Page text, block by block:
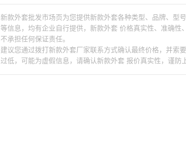
大连新款外套 黑龙江新款外套 鹤
苏州新款外套
浙江新款外套 杭州新款外套 金
温州新款外套 福建新款外套 泉
新款外套批发市场页为您提供新款外套各种类型、品牌、型
等信息，均有企业自行提供，新款外套 价格真实性、准确
不承担任何保证责任。
建议您通过拨打新款外套厂家联系方式确认最终价格，并索
过低，可能为虚假信息，请确认新款外套 报价真实性，谨防